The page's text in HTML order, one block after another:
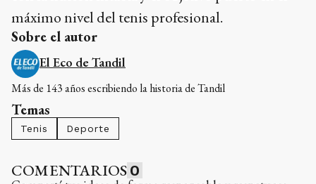
máximo nivel del tenis profesional.
Sobre el autor
El Eco de Tandil
Más de 143 años escribiendo la historia de Tandil
Temas
Tenis Deporte
COMENTARIOS 0